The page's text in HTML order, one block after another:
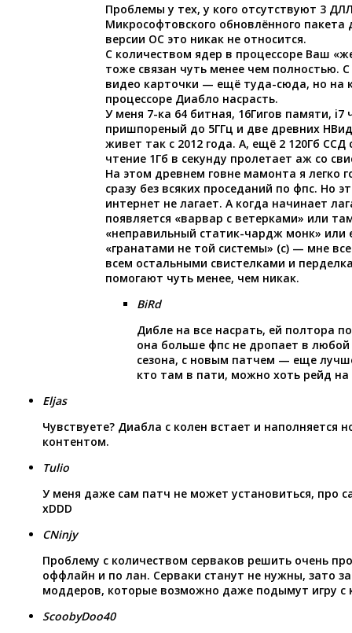
Проблемы у тех, у кого отсутствуют 3
Микрософтовского обновлённого
версии ОС это никак не относится.
С количеством ядер в процессоре Ваш
тоже связан чуть менее чем полностью.
видео карточки — ещё туда-сюда, но на
процессоре Диабло насрасть.
У меня 7-ка 64 битная, 16Гигов памяти, i7
пришпореный до 5ГГц и две древних
живет так с 2012 года. А, ещё 2 120Гб
чтение 1Гб в секунду пролетает аж со
На этом древнем говне мамонта я легко
сразу без всяких проседаний по фпс. Но
интернет не лагает. А когда начинает
появляется «варвар с ветерками» или
«неправильный статик-чардж монк» или
«гранатами не той системы» (с) — мне
всем остальными свистелками и
помогают чуть менее, чем никак.
BiRd
Дибле на все насрать, ей полтора
она больше фпс не дропает в
сезона, с новым патчем — еще
кто там в пати, можно хоть рейд на
Eljas
Чувствуете? Диабла с колен встает и наполняется
контентом.
Tulio
У меня даже сам патч не может установиться, про
xDDD
CNinjy
Проблему с количеством серваков решить очень
оффлайн и по лан. Серваки станут не нужны, зато
моддеров, которые возможно даже подымут игру с
ScoobyDoo40